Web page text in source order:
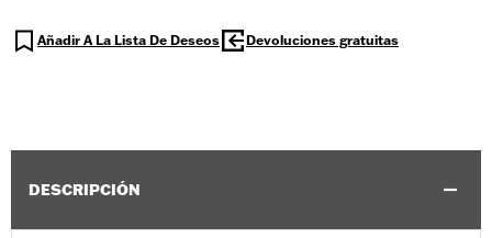
Añadir A La Lista De Deseos Devoluciones gratuitas
DESCRIPCIÓN